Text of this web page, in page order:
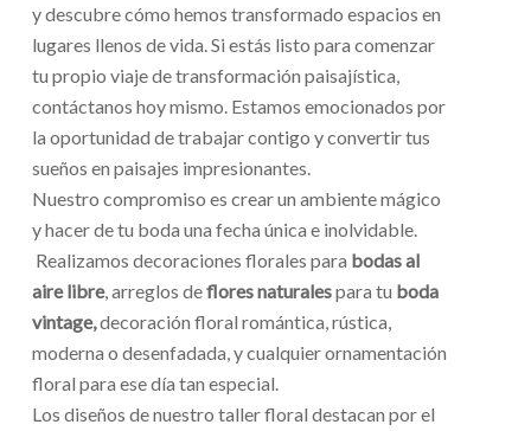
y descubre cómo hemos transformado espacios en
lugares llenos de vida. Si estás listo para comenzar
tu propio viaje de transformación paisajística,
contáctanos hoy mismo. Estamos emocionados por
la oportunidad de trabajar contigo y convertir tus
sueños en paisajes impresionantes.
Nuestro compromiso es crear un ambiente mágico
y hacer de tu boda una fecha única e inolvidable.
Realizamos decoraciones florales para bodas al
aire libre, arreglos deflores naturalespara tu boda
vintage,decoración floral romántica, rústica,
moderna o desenfadada, y cualquier ornamentación
floral para ese día tan especial.
Los diseños de nuestro taller floral destacan por el